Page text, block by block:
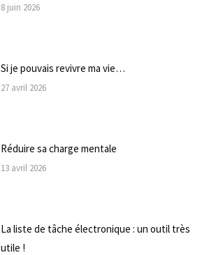
8 juin 2026
Si je pouvais revivre ma vie…
27 avril 2026
Réduire sa charge mentale
13 avril 2026
La liste de tâche électronique : un outil très
utile !